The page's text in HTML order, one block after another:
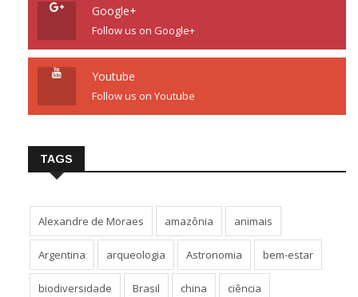
Google+
Follow us on Google+
Youtube
Follow us on Youtube
TAGS
Alexandre de Moraes amazônia animais
Argentina arqueologia Astronomia bem-estar
biodiversidade Brasil china ciência